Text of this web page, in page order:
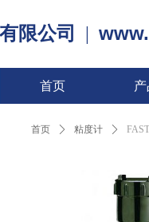
限公司 |
首页
首页 ꄲ 粘度计 ꄲ